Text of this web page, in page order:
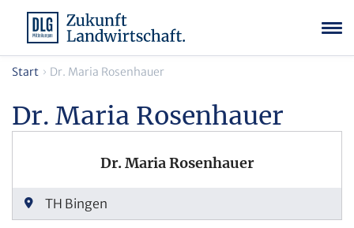
Start Dr. Maria Rosenhauer
Dr. Maria Rosenhauer
Dr. Maria Rosenhauer
TH Bingen